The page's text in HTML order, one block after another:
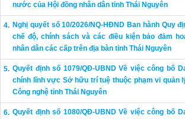
nước của Hội đồng nhân dân tỉnh Thái Nguyên
Nghị quyết số 10/2026/NQ-HĐND Ban hành Quy
chế độ, chính sách và các điều kiện bảo đảm
nhân dân các cấp trên địa bàn tỉnh Thái Nguyên
Quyết định số 1079/QĐ-UBND Về việc công bố
chính lĩnh vực Sở hữu trí tuệ thuộc phạm vi quản
Công nghệ tỉnh Thái Nguyên
Quyết định số 1080/QĐ-UBND Về việc công bố